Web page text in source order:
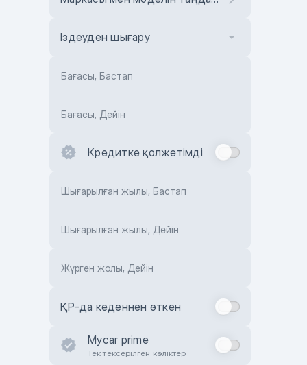
Іздеуден шығару
Бағасы, Бастап
Бағасы, Дейін
Кредитке қолжетімді
Шығарылған жылы, Бастап
Шығарылған жылы, Дейін
Жүрген жолы, Дейін
ҚР-да кеденнен өткен
Mycar prime
Тек тексерілген көліктер